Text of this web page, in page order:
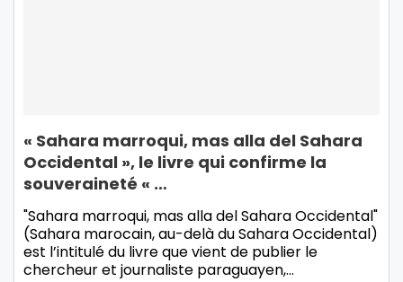
« Sahara marroqui, mas alla del Sahara
Occidental », le livre qui confirme la
souveraineté « …
"Sahara marroqui, mas alla del Sahara Occidental"
(Sahara marocain, au-delà du Sahara Occidental)
est l’intitulé du livre que vient de publier le
chercheur et journaliste paraguayen,…